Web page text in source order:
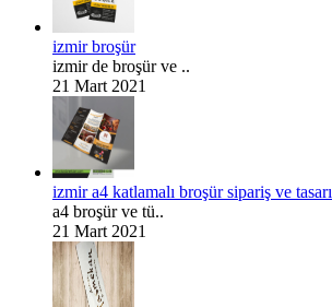
izmir broşür
izmir de broşür ve ..
21 Mart 2021
izmir a4 katlamalı broşür sipariş ve
a4 broşür ve tü..
21 Mart 2021